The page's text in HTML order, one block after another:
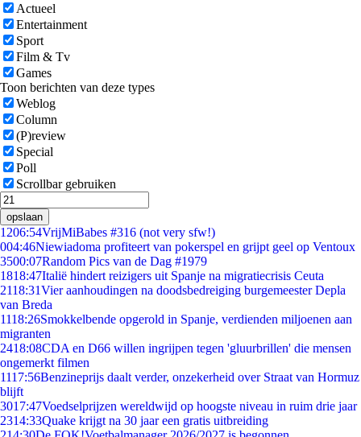
Actueel
Entertainment
Sport
Film & Tv
Games
Toon berichten van deze types
Weblog
Column
(P)review
Special
Poll
Scrollbar gebruiken
opslaan
1206:54VrijMiBabes #316 (not very sfw!)
004:46Niewiadoma profiteert van pokerspel en grijpt geel op Ventoux
3500:07Random Pics van de Dag #1979
1818:47Italië hindert reizigers uit Spanje na migratiecrisis Ceuta
2118:31Vier aanhoudingen na doodsbedreiging burgemeester Depla
van Breda
1118:26Smokkelbende opgerold in Spanje, verdienden miljoenen aan
migranten
2418:08CDA en D66 willen ingrijpen tegen 'gluurbrillen' die mensen
ongemerkt filmen
1117:56Benzineprijs daalt verder, onzekerheid over Straat van Hormuz
blijft
3017:47Voedselprijzen wereldwijd op hoogste niveau in ruim drie jaar
2314:33Quake krijgt na 30 jaar een gratis uitbreiding